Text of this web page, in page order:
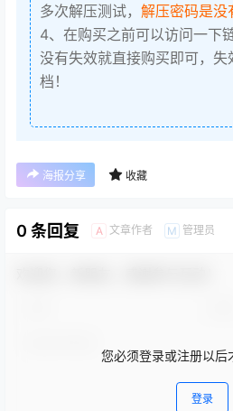
多次解压测试， 解压密码是没
4、在购买之前可以访问一下
没有失效就直接购买即可，
档！
海报分享 收藏
0 条回复 A 文章作者 M 管理员
您必须登录或注册以后
登录